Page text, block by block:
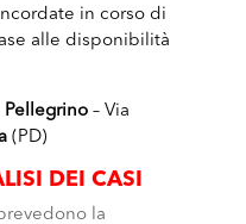
in corso di
alle disponibilità
Pellegrino– Via
(PD)
DEI CASI
la